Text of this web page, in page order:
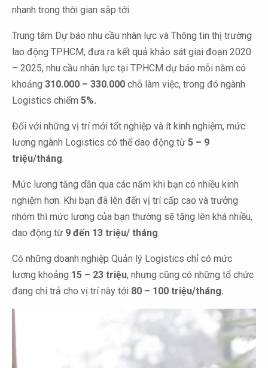
nhanh trong thời gian sắp tới.
Trung tâm Dự báo nhu cầu nhân lực và Thông tin thị trường
lao động TPHCM, đưa ra kết quả khảo sát giai đoạn 2020
– 2025, nhu cầu nhân lực tại TPHCM dự báo mỗi năm có
khoảng 310.000 – 330.000 chỗ làm việc, trong đó ngành
Logistics chiếm 5%.
Đối với những vị trí mới tốt nghiệp và ít kinh nghiệm, mức
lương ngành Logistics có thể dao động từ 5 – 9
triệu/tháng.
Mức lương tăng dần qua các năm khi bạn có nhiều kinh
nghiệm hơn. Khi bạn đã lên đến vị trí cấp cao và trưởng
nhóm thì mức lương của bạn thường sẽ tăng lên khá nhiều,
dao động từ 9 đến 13 triệu/ tháng.
Có những doanh nghiệp Quản lý Logistics chỉ có mức
lương khoảng 15 – 23 triệu, nhưng cũng có những tổ chức
đang chi trả cho vị trí này tới 80 – 100 triệu/tháng.